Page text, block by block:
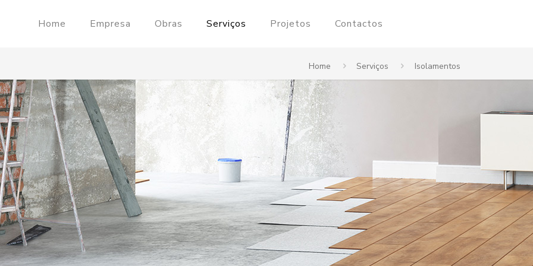
Home Empresa Obras Serviços Projetos Contactos
Home Serviços Isolamentos